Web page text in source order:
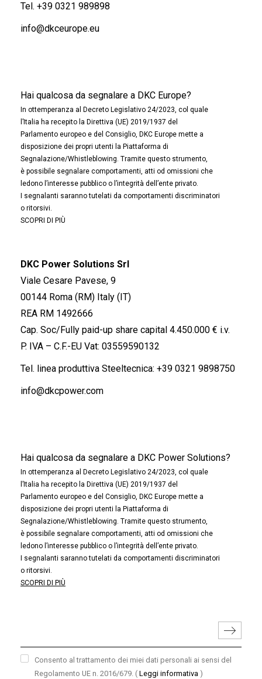
Tel. +39 0321 989898
info@dkceurope.eu
Hai qualcosa da segnalare a DKC Europe?
In ottemperanza al Decreto Legislativo 24/2023, col quale
l’Italia ha recepito la Direttiva (UE) 2019/1937 del
Parlamento europeo e del Consiglio, DKC Europe mette a
disposizione dei propri utenti la Piattaforma di
Segnalazione/Whistleblowing. Tramite questo strumento,
è possibile segnalare comportamenti, atti od omissioni che
ledono l’interesse pubblico o l’integrità dell’ente privato.
I segnalanti saranno tutelati da comportamenti discriminatori
o ritorsivi.
SCOPRI DI PIÙ
DKC Power Solutions Srl
Viale Cesare Pavese, 9
00144 Roma (RM) Italy (IT)
REA RM 1492666
Cap. Soc/Fully paid-up share capital 4.450.000 € i.v.
P. IVA – C.F.-EU Vat: 03559590132
Tel. linea produttiva Steeltecnica: +39 0321 9898750
info@dkcpower.com
Hai qualcosa da segnalare a DKC Power Solutions?
In ottemperanza al Decreto Legislativo 24/2023, col quale
l’Italia ha recepito la Direttiva (UE) 2019/1937 del
Parlamento europeo e del Consiglio, DKC Europe mette a
disposizione dei propri utenti la Piattaforma di
Segnalazione/Whistleblowing. Tramite questo strumento,
è possibile segnalare comportamenti, atti od omissioni che
ledono l’interesse pubblico o l’integrità dell’ente privato.
I segnalanti saranno tutelati da comportamenti discriminatori
o ritorsivi.
SCOPRI DI PIÙ
Consento al trattamento dei miei dati personali ai sensi del
Regolamento UE n. 2016/679. ( Leggi informativa )